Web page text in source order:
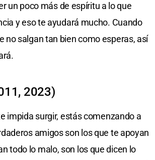
un poco más de espíritu a lo que
y eso te ayudará mucho. Cuando
no salgan tan bien como esperas, así
2023)
impida surgir, estás comenzando a
amigos son los que te apoyan
todo lo malo, son los que dicen lo